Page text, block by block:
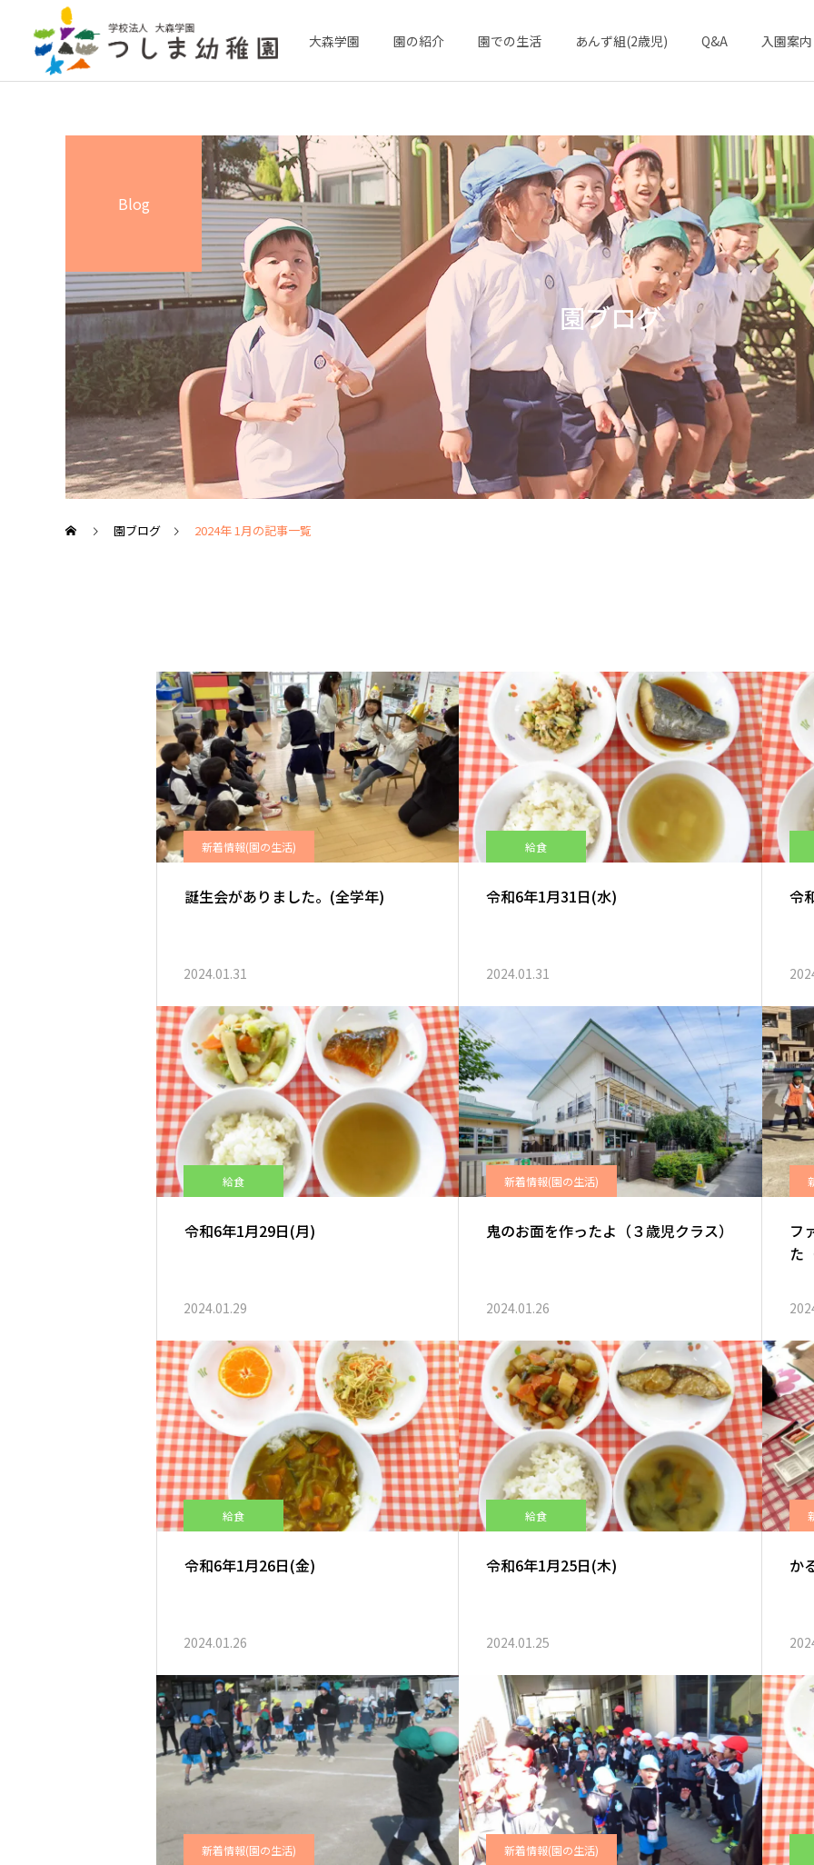
大森学園 園の紹介 園での生活 あんず組(2歳児) Q&A 入園案内
英語教育 園の特色 年間行事
給食と食育 園の1日 課外教室
園ブログ
Blog
園ブログ 2024年 1月の記事一覧
新着情報(園の生活)
誕生会がありました。(全学年)
2024.01.31
給食
令和6年1月31日(水)
2024.01.31
令
給食
令和6年1月29日(月)
2024.01.29
新着情報(園の生活)
鬼のお面を作ったよ（３歳児クラス）
2024.01.26
フ
た
給食
令和6年1月26日(金)
2024.01.26
給食
令和6年1月25日(木)
2024.01.25
か
新着情報(園の生活) 新着情報(園の生活)